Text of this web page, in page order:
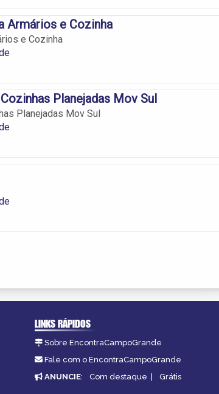
Armários e Cozinha
e Cozinha
Planejadas Mov Sul
Planejadas Mov Sul
LINKS RÁPIDOS
Sobre EncontraCampoGrande
Fale com o EncontraCampoGrande
ANUNCIE: Com destaque | Grátis